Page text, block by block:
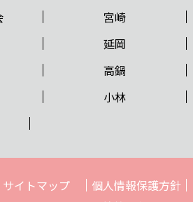
宮崎
延岡
高鍋
小林
サイトマップ
個人情報保護方針